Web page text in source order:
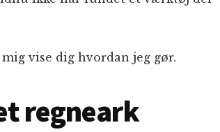
vise dig hvordan jeg gør.
regneark